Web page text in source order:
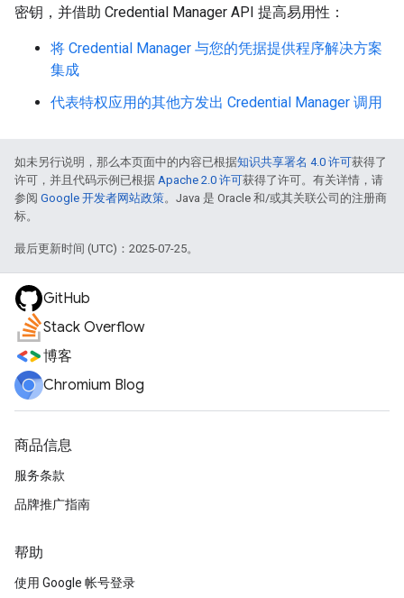
密钥，并借助 Credential Manager API 提高易用性：
将 Credential Manager 与您的凭据提供程序解决方案
集成
代表特权应用的其他方发出 Credential Manager 调用
如未另行说明，那么本页面中的内容已根据知识共享署名 4.0 许可获得了
许可，并且代码示例已根据 Apache 2.0 许可获得了许可。有关详情，请
参阅 Google 开发者网站政策。Java 是 Oracle 和/或其关联公司的注册商
标。
最后更新时间 (UTC)：2025-07-25。
GitHub
Stack Overflow
博客
Chromium Blog
商品信息
服务条款
品牌推广指南
帮助
使用 Google 帐号登录